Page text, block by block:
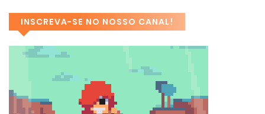
INSCREVA-SE NO NOSSO CANAL!